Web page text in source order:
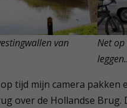
van
Net
tijd mijn camera pakken
over de Hollandse Brug.